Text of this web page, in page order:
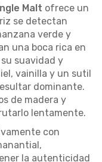
Malt ofrece un
se detectan
verde y
una boca rica en
suavidad y
vainilla y un sutil
dominante.
de madera y
lentamente.
con
la autenticidad